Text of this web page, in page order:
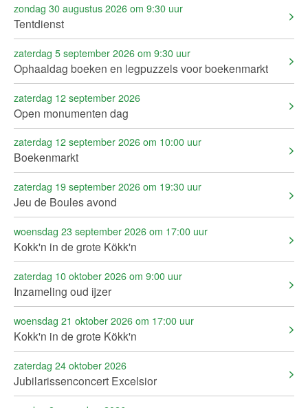
zondag 30 augustus 2026 om 9:30 uur
Tentdienst
zaterdag 5 september 2026 om 9:30 uur
Ophaaldag boeken en legpuzzels voor boekenmarkt
zaterdag 12 september 2026
Open monumenten dag
zaterdag 12 september 2026 om 10:00 uur
Boekenmarkt
zaterdag 19 september 2026 om 19:30 uur
Jeu de Boules avond
woensdag 23 september 2026 om 17:00 uur
Kokk'n in de grote Kökk'n
zaterdag 10 oktober 2026 om 9:00 uur
Inzameling oud ijzer
woensdag 21 oktober 2026 om 17:00 uur
Kokk'n in de grote Kökk'n
zaterdag 24 oktober 2026
Jubilarissenconcert Excelsior